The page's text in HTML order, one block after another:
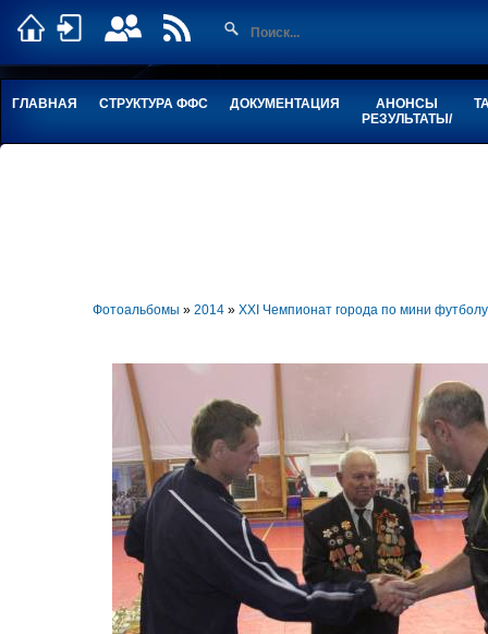
ГЛАВНАЯ СТРУКТУРА ФФС ДОКУМЕНТАЦИЯ
АНОНСЫ
РЕЗУЛЬТАТЫ/
Фотоальбомы » 2014» XXI Чемпионат города по мини